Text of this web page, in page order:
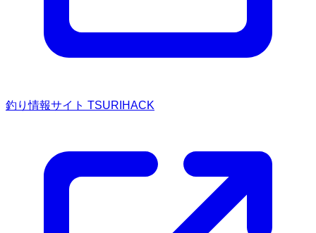
釣り情報サイト TSURIHACK